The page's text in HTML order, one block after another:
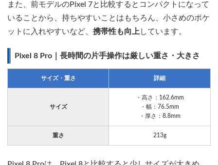
また、前モデルのPixel 7と比較するとコンパクトになって
いることから、持ちやすいことはもちろん、小さめのポケ
ットに入れやすいなど、 携帯性も向上しています。
Pixel 8 Pro｜長時間の片手操作は厳しい重さ・大きさ
サイズ・重さ 詳細
サイズ
・高さ：162.6mm
・幅：76.5mm
・厚さ：8.8mm
重さ 213g